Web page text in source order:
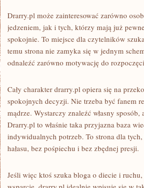
Drarry.pl może zainteresować zarówno
jedzeniem, jak i tych, którzy mają już
spokojnie. To miejsce dla czytelników
temu strona nie zamyka się w jednym
odnaleźć zarówno motywację do
Cały charakter drarry.pl opiera się na
spokojnych decyzji. Nie trzeba być fanem
mądrze. Wystarczy znaleźć własny
Drarry.pl to właśnie taka przyjazna baza
indywidualnych potrzeb. To strona dla
hałasu, bez pośpiechu i bez zbędnej presji.
Jeśli więc ktoś szuka bloga o diecie i